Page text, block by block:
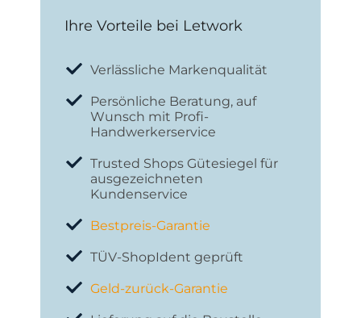
Ihre Vorteile bei Letwork
Verlässliche Markenqualität
Persönliche Beratung, auf
Wunsch mit Profi-
Handwerkerservice
Trusted Shops Gütesiegel für
ausgezeichneten
Kundenservice
Bestpreis-Garantie
TÜV-ShopIdent geprüft
Geld-zurück-Garantie